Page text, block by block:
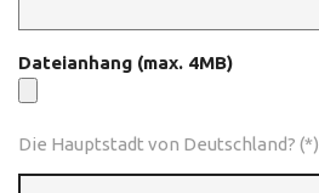
Dateianhang (max. 4MB)
Die Hauptstadt von Deutschland? (*)